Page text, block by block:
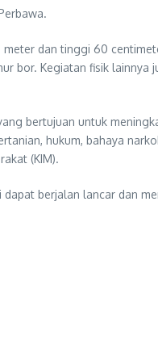
dan tinggi 60
bor. Kegiatan fisik lainnya
bertujuan untuk
hukum, bahaya
(KIM).
berjalan lancar dan